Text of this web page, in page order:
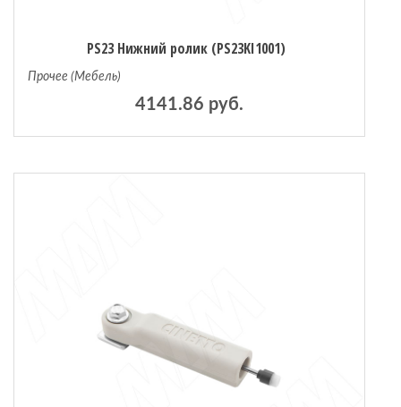
PS23 Нижний ролик (PS23KI1001)
Прочее (Мебель)
4141.86 руб.